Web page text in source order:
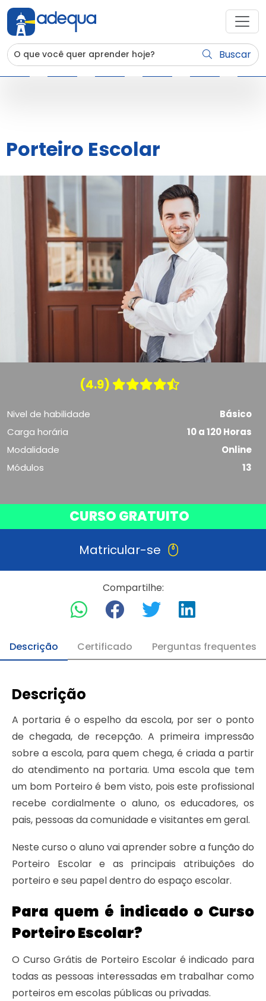
Buscar
Porteiro Escolar
(4.9)
Nivel de habilidade
Básico
Carga horária
10 a 120 Horas
Modalidade
Online
Módulos
13
CURSO GRATUITO
Matricular-se
Compartilhe:
Descrição Certificado Perguntas frequentes
Descrição
A portaria é o espelho da escola, por ser o ponto
de chegada, de recepção. A primeira impressão
sobre a escola, para quem chega, é criada a partir
do atendimento na portaria. Uma escola que tem
um bom Porteiro é bem visto, pois este profissional
recebe cordialmente o aluno, os educadores, os
pais, pessoas da comunidade e visitantes em geral.
Neste curso o aluno vai aprender sobre a função do
Porteiro Escolar e as principais atribuições do
porteiro e seu papel dentro do espaço escolar.
Para quem é indicado o Curso
Porteiro Escolar?
O Curso Grátis de Porteiro Escolar é indicado para
todas as pessoas interessadas em trabalhar como
porteiros em escolas públicas ou privadas.